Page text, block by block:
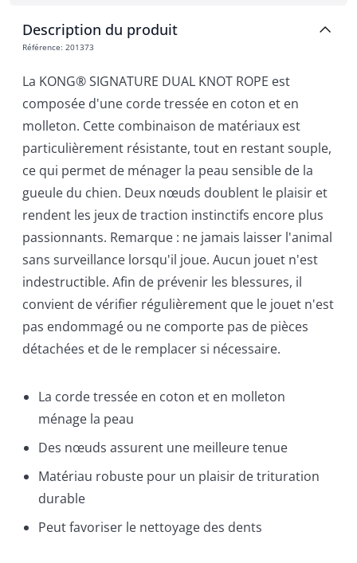
Description du produit
Référence: 201373
La KONG® SIGNATURE DUAL KNOT ROPE est
composée d'une corde tressée en coton et en
molleton. Cette combinaison de matériaux est
particulièrement résistante, tout en restant souple,
ce qui permet de ménager la peau sensible de la
gueule du chien. Deux nœuds doublent le plaisir et
rendent les jeux de traction instinctifs encore plus
passionnants. Remarque : ne jamais laisser l'animal
sans surveillance lorsqu'il joue. Aucun jouet n'est
indestructible. Afin de prévenir les blessures, il
convient de vérifier régulièrement que le jouet n'est
pas endommagé ou ne comporte pas de pièces
détachées et de le remplacer si nécessaire.
La corde tressée en coton et en molleton
ménage la peau
Des nœuds assurent une meilleure tenue
Matériau robuste pour un plaisir de trituration
durable
Peut favoriser le nettoyage des dents